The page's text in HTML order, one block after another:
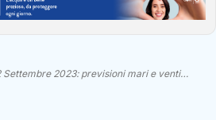
Settembre 2023: previsioni mari e venti…